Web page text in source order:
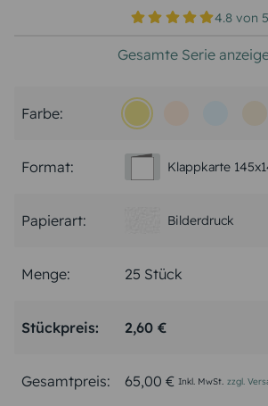
4.8 von5
Gesamte Serie
Farbe:
Format: Klappkarte
Papierart: Bilderdruck
Menge:
Stückpreis: 2,60 €
Gesamtpreis: 65,00 € Inkl. MwSt. zzgl.